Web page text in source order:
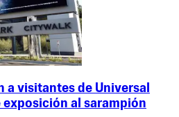
a visitantes de Universal
al sarampión